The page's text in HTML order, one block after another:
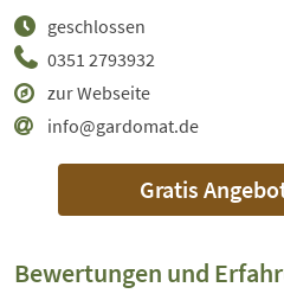
0351 2793932
zur Webseite
info@gardomat.de
geschlossen
Gratis
Bewertungen und